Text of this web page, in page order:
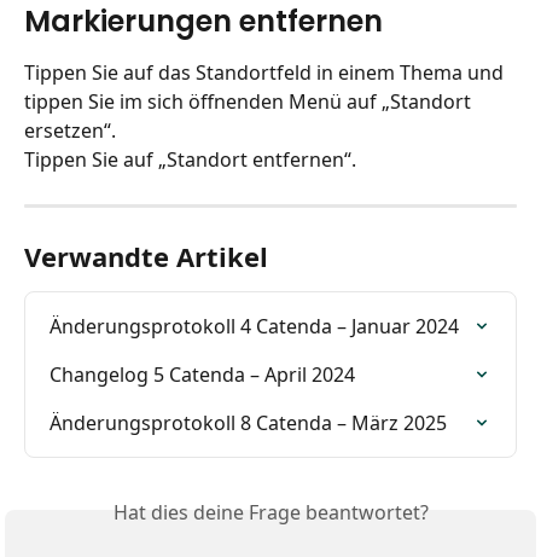
Markierungen entfernen
Tippen Sie auf das Standortfeld in einem Thema und
tippen Sie im sich öffnenden Menü auf „Standort
ersetzen“.
Tippen Sie auf „Standort entfernen“.
Verwandte Artikel
Änderungsprotokoll 4 Catenda – Januar 2024
Changelog 5 Catenda – April 2024
Änderungsprotokoll 8 Catenda – März 2025
Hat dies deine Frage beantwortet?